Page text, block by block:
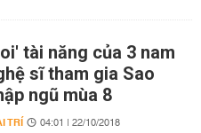
tài năng của 3 nam
sĩ tham gia Sao
ngũ mùa 8
TRÍ 04:01 | 22/10/2018